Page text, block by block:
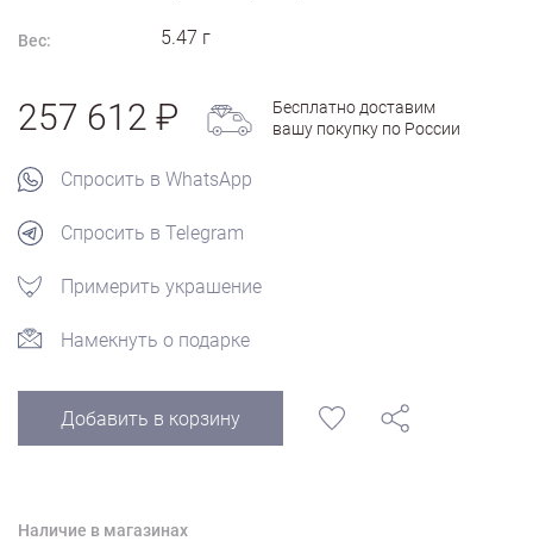
Вес: 5.47 г
257 612
Бесплатно доставим
вашу покупку по России
Спросить в WhatsApp
Спросить в Telegram
Примерить украшение
Намекнуть о подарке
Добавить в корзину
Наличие в магазинах